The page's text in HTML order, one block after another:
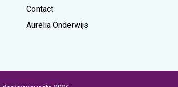
Contact
Aurelia Onderwijs